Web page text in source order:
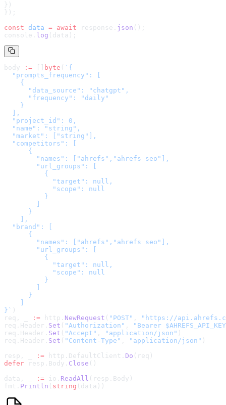
} )
});
const data = await response. json ();
console. log (data);
body := byte ( ` {
  "prompts_frequency": [
    {
      "data_source": "chatgpt",
      "frequency": "daily"
    }
  ],
  "project_id": 0,
  "name": "string",
  "market": ["string"],
  "competitors": [
      {
        "names": ["ahrefs","ahrefs seo"],
        "url_groups": [
          {
            "target": null,
            "scope": null
          }
      }
    ],
  "brand": [
      {
        "names": ["ahrefs","ahrefs seo"],
        "url_groups": [
          {
            "target": null,
            "scope": null
          }
      }
} ` )
req, _
:= http. NewRequest ( "POST" , " https://
req.Header. Set ( "Authorization" ,
"Bearer
req.Header. Set ( "Accept" , "application/json" )
req.Header. Set ( "Content-Type" , "application/json" )
resp, _
:= http.DefaultClient. Do (req)
defer resp.Body. Close ()
data, _
:= io. ReadAll (resp.Body)
fmt. Println ( string (data))